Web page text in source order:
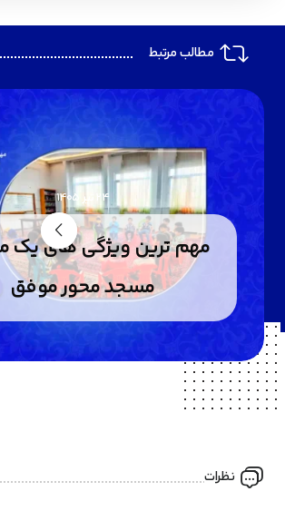
مطالب مرتبط
24 تیر 1405
مهم ترین ویژگی های یک
مسجد محور موفق
نظرات